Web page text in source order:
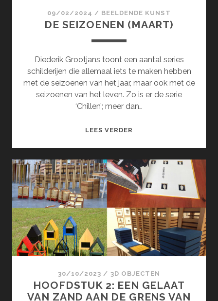
09/02/2024 / BEELDENDE KUNST
DE SEIZOENEN (MAART)
Diederik Grootjans toont een aantal series
schilderijen die allemaal iets te maken hebben
met de seizoenen van het jaar, maar ook met de
seizoenen van het leven. Zo is er de serie
‘Chillen’; meer dan…
LEES VERDER
30/10/2023 / 3D OBJECTEN
HOOFDSTUK 2: EEN GELAAT
VAN ZAND AAN DE GRENS VAN